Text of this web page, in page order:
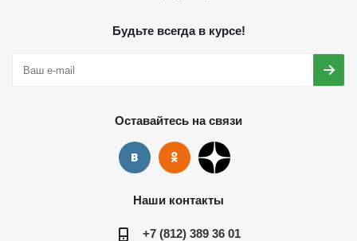
Будьте всегда в курсе!
Оставайтесь на связи
Наши контакты
+7 (812) 389 36 01